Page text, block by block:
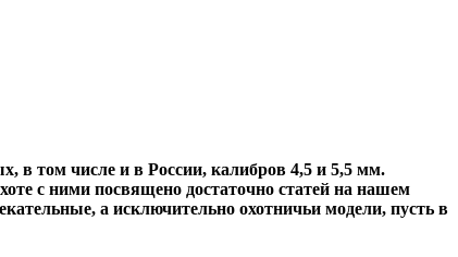
в том числе и в России, калибров 4,5 и 5,5 мм.
с ними посвящено достаточно статей на нашем
а исключительно охотничьи модели, пусть в